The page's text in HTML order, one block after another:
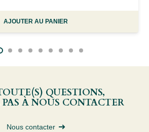
AJOUTER AU PANIER
QUESTIONS,
À NOUS CONTACTER
Nous contacter